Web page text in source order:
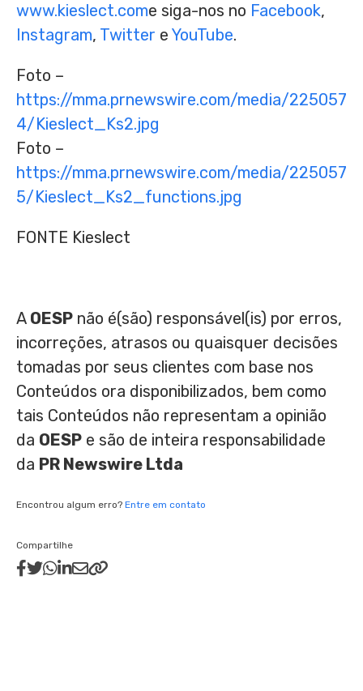
www.kieslect.come siga-nos no Facebook,
Instagram, Twitter e YouTube.
Foto –
https://mma.prnewswire.com/media/225057
4/Kieslect_Ks2.jpg
Foto –
https://mma.prnewswire.com/media/225057
5/Kieslect_Ks2_functions.jpg
FONTE Kieslect
A OESP não é(são) responsável(is) por erros,
incorreções, atrasos ou quaisquer decisões
tomadas por seus clientes com base nos
Conteúdos ora disponibilizados, bem como
tais Conteúdos não representam a opinião
da OESP e são de inteira responsabilidade
da PR Newswire Ltda
Encontrou algum erro? Entre em contato
Compartilhe